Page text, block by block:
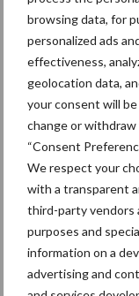
browsing data, for
personalized ads
effectiveness,
geolocation data,
your consent will be
change or
“Consent
We respect your
with a transparent
third-party vendors
purposes and
information on a
advertising and
vind je op de
korte keten-
spaarkaartactie
Bron:Provincie
Meer